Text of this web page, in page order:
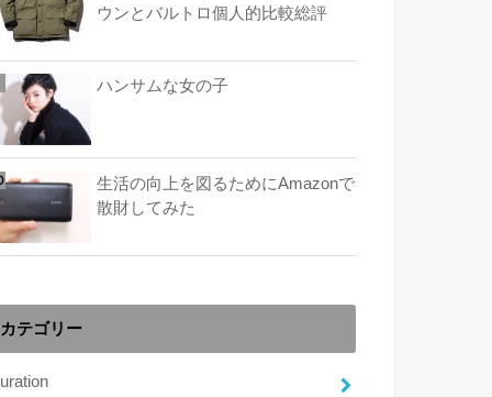
ウンとバルトロ個人的比較総評
ハンサムな女の子
生活の向上を図るためにAmazonで
散財してみた
カテゴリー